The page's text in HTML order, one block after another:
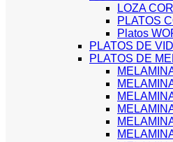
LOZA
PLATOS
Platos
PLATOS DE
PLATOS DE